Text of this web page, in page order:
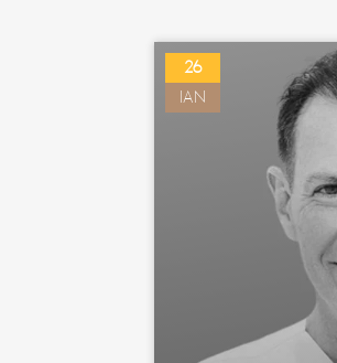
26
ΙΑΝ